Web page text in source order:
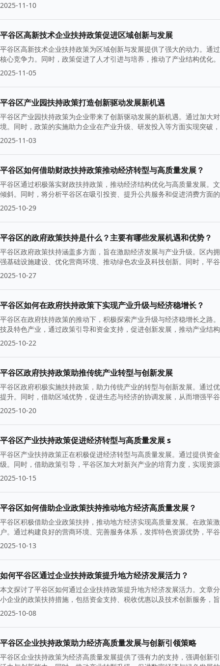
2025-11-10
平谷区高新技术企业扶持政策促进区域创新与发展
平谷区高新技术企业扶持政策为区域创新与发展提供了强大的动力。通
核心竞争力。同时，政策促进了人才引进与培养，推动了产业结构优化
展。
2025-11-05
平谷区产业园扶持政策打造创新驱动发展新机遇
平谷区产业园扶持政策为企业带来了创新驱动发展的新机遇。通过加大
境。同时，政策的实施助力企业在产业升级、研发投入等方面实现突破
2025-11-03
平谷区如何借助财政扶持政策推动经济转型与高质量发展？
平谷区通过积极落实财政扶持政策，推动经济结构优化与高质量发展。
倾斜。同时，将分析平谷区在吸引投资、提升公共服务和促进消费方面
2025-10-29
平谷区的政府政策扶持是什么？主要有哪些发展机遇和优势？
平谷区政府政策扶持涵盖多方面，旨在激励经济发展与产业升级。区内
强基础设施建设、优化营商环境、推动绿色农业及科技创新。同时，平
2025-10-27
平谷区如何在政府扶持政策下实现产业升级与经济稳增长？
平谷区在政府扶持政策的推动下，积极探索产业升级与经济稳增长之路
技及特色产业，通过政策引导和资金支持，促进创新发展，推动产业结
2025-10-22
平谷区政府扶持政策助推传统产业转型与创新发展
平谷区政府积极实施扶持政策，助力传统产业的转型与创新发展。通过
提升。同时，借助区域优势，促进生态与经济的协调发展，从而增强平
2025-10-20
平谷区产业扶持政策促进经济转型与高质量发展 s
平谷区产业扶持政策正在积极促进经济转型与高质量发展。通过提供资
级。同时，借助政策引导，平谷区加大对新兴产业的培育力度，实现资
2025-10-15
平谷区如何借助企业政策扶持推动地方经济高质量发展？
平谷区积极借助企业政策扶持，推动地方经济实现高质量发展。在政策
户。通过构建良好的营商环境、完善服务体系，发挥特色资源优势，平
2025-10-13
如何平谷区通过企业扶持政策提升地方经济发展活力？
本文探讨了平谷区如何通过企业扶持政策提升地方经济发展活力。文章
小企业的政策扶持措施，包括资金支持、税收优惠以及技术创新服务，
展。
2025-10-08
平谷区企业扶持政策助力经济高质量发展与创新引领策略
平谷区企业扶持政策为经济高质量发展提供了强有力的支持，强调创新